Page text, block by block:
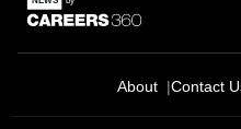
About Contact